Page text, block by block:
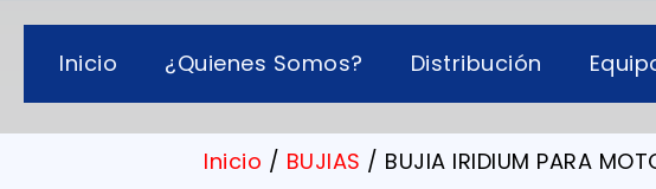
Inicio ¿Quienes Somos? Distribución
Inicio / BUJIAS / BUJIA IRIDIUM PARA